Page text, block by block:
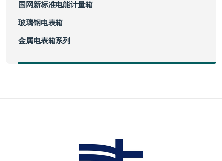
国网新标准电能计量箱
玻璃钢电表箱
金属电表箱系列